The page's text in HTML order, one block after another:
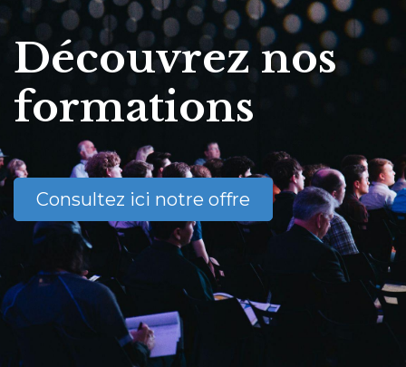
Découvrez nos
formations
Consultez ici notre offre